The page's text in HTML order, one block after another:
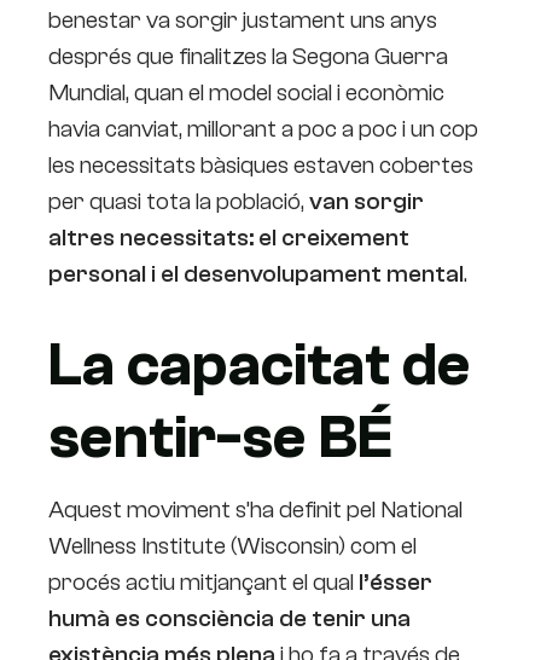
benestar va sorgir justament uns anys
després que finalitzes la Segona Guerra
Mundial, quan el model social i econòmic
havia canviat, millorant a poc a poc i un cop
les necessitats bàsiques estaven cobertes
per quasi tota la població,van sorgir
altres necessitats: el creixement
personal i el desenvolupament mental.
La capacitat de
sentir-se BÉ
Aquest moviment s’ha definit pel National
Wellness Institute (Wisconsin) com el
procés actiu mitjançant el qual l’ésser
humà es consciència de tenir una